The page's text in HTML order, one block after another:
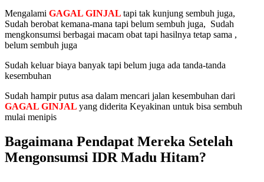
Mengalami GAGAL GINJAL tapi tak kunjung sembuh juga,
Sudah berobat kemana-mana tapi belum sembuh juga, Sudah
mengkonsumsi berbagai macam obat tapi hasilnya tetap sama ,
belum sembuh juga
Sudah keluar biaya banyak tapi belum juga ada tanda-tanda
kesembuhan
Sudah hampir putus asa dalam mencari jalan kesembuhan dari
GAGAL GINJAL yang diderita Keyakinan untuk bisa sembuh
mulai menipis
Bagaimana Pendapat Mereka Setelah
Mengonsumsi IDR Madu Hitam?